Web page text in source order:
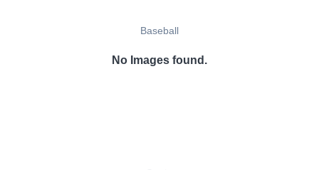
Baseball
No Images found.